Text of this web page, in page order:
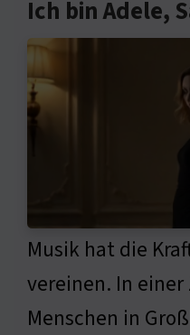
Ich bin Adele,
Musik hat die
vereinen. In
Menschen in